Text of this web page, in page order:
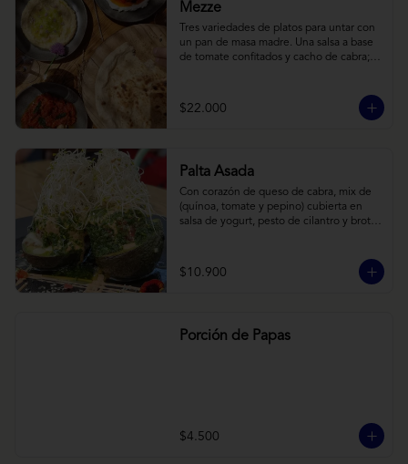
Mezze
Tres variedades de platos para untar con
un pan de masa madre. Una salsa a base
de tomate confitados y cacho de cabra;
cebollas horneadas largamente, con
toques de aceite asiático sobre cama de
$22.000
Palta Asada
Con corazón de queso de cabra, mix de
(quínoa, tomate y pepino) cubierta en
salsa de yogurt, pesto de cilantro y brotes
$10.900
Porción de Papas
$4.500